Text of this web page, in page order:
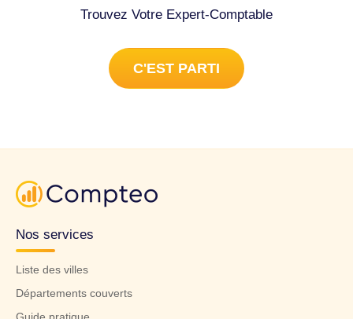
Trouvez Votre Expert-Comptable
C'EST PARTI
Nos services
Liste des villes
Départements couverts